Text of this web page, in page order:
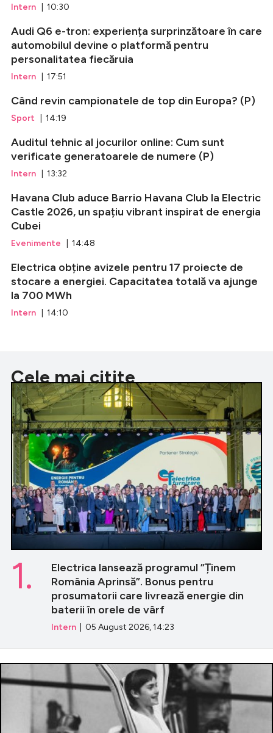
Intern | 10:30
Audi Q6 e-tron: experiența surprinzătoare în care
automobilul devine o platformă pentru
personalitatea fiecăruia
Intern | 17:51
Când revin campionatele de top din Europa? (P)
Sport | 14:19
Auditul tehnic al jocurilor online: Cum sunt
verificate generatoarele de numere (P)
Intern | 13:32
Havana Club aduce Barrio Havana Club la Electric
Castle 2026, un spațiu vibrant inspirat de energia
Cubei
Evenimente | 14:48
Electrica obține avizele pentru 17 proiecte de
stocare a energiei. Capacitatea totală va ajunge
la 700 MWh
Intern | 14:10
Cele mai citite
Electrica lansează programul ”Ținem
România Aprinsă”. Bonus pentru
prosumatorii care livrează energie din
baterii în orele de vârf
Intern | 05 August 2026, 14:23
1.